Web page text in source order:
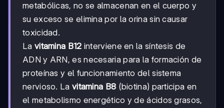
metabólicas, no se almacenan en el cuerpo y
su exceso se elimina por la orina sin causar
toxicidad.
La vitamina B12 interviene en la síntesis de
ADN y ARN, es necesaria para la formación de
proteínas y el funcionamiento del sistema
nervioso. La vitamina B8 (biotina) participa en
el metabolismo energético y de ácidos grasos,